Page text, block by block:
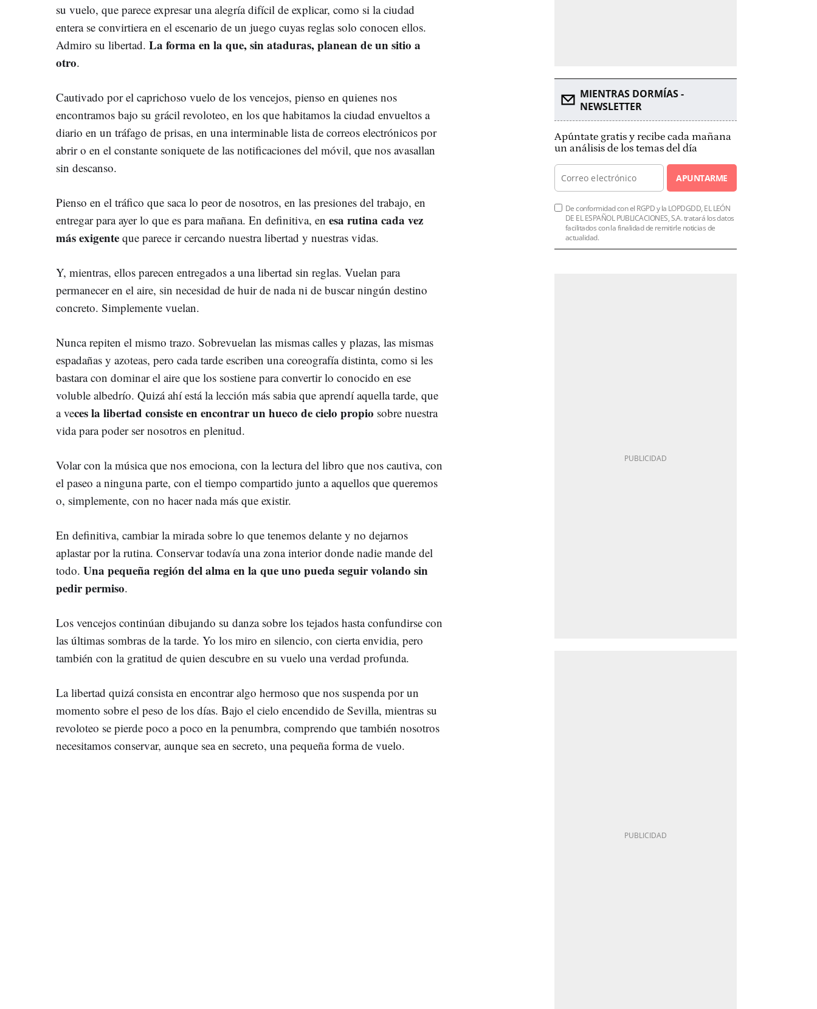
su vuelo, que parece expresar una alegría difícil de explicar, como si la ciudad
entera se convirtiera en el escenario de un juego cuyas reglas solo conocen ellos.
Admiro su libertad. La forma en la que, sin ataduras, planean de un sitio a
otro.
Cautivado por el caprichoso vuelo de los vencejos, pienso en quienes nos
encontramos bajo su grácil revoloteo, en los que habitamos la ciudad envueltos a
diario en un tráfago de prisas, en una interminable lista de correos electrónicos por
abrir o en el constante soniquete de las notificaciones del móvil, que nos avasallan
sin descanso.
Pienso en el tráfico que saca lo peor de nosotros, en las presiones del trabajo, en
entregar para ayer lo que es para mañana. En definitiva, en esa rutina cada vez
más exigente que parece ir cercando nuestra libertad y nuestras vidas.
Y, mientras, ellos parecen entregados a una libertad sin reglas. Vuelan para
permanecer en el aire, sin necesidad de huir de nada ni de buscar ningún destino
concreto. Simplemente vuelan.
Nunca repiten el mismo trazo. Sobrevuelan las mismas calles y plazas, las mismas
espadañas y azoteas, pero cada tarde escriben una coreografía distinta, como si les
bastara con dominar el aire que los sostiene para convertir lo conocido en ese
voluble albedrío. Quizá ahí está la lección más sabia que aprendí aquella tarde, que
a veces la libertad consiste en encontrar un hueco de cielo propio sobre nuestra
vida para poder ser nosotros en plenitud.
Volar con la música que nos emociona, con la lectura del libro que nos cautiva, con
el paseo a ninguna parte, con el tiempo compartido junto a aquellos que queremos
o, simplemente, con no hacer nada más que existir.
En definitiva, cambiar la mirada sobre lo que tenemos delante y no dejarnos
aplastar por la rutina. Conservar todavía una zona interior donde nadie mande del
todo. Una pequeña región del alma en la que uno pueda seguir volando sin
pedir permiso.
Los vencejos continúan dibujando su danza sobre los tejados hasta confundirse con
las últimas sombras de la tarde. Yo los miro en silencio, con cierta envidia, pero
también con la gratitud de quien descubre en su vuelo una verdad profunda.
La libertad quizá consista en encontrar algo hermoso que nos suspenda por un
momento sobre el peso de los días. Bajo el cielo encendido de Sevilla, mientras su
revoloteo se pierde poco a poco en la penumbra, comprendo que también nosotros
necesitamos conservar, aunque sea en secreto, una pequeña forma de vuelo.
MIENTRAS DORMÍAS -
NEWSLETTER
Apúntate gratis y recibe cada mañana
un análisis de los temas del día
APUNTARME
De conformidad con el RGPD y la LOPDGDD, EL LEÓN
DE EL ESPAÑOL PUBLICACIONES, S.A. tratará los datos
facilitados con la finalidad de remitirle noticias de
actualidad.